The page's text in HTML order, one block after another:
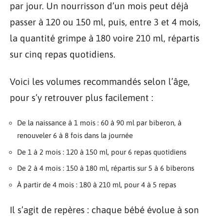
par jour. Un nourrisson d’un mois peut déjà
passer à 120 ou 150 ml, puis, entre 3 et 4 mois,
la quantité grimpe à 180 voire 210 ml, répartis
sur cinq repas quotidiens.
Voici les volumes recommandés selon l’âge,
pour s’y retrouver plus facilement :
De la naissance à 1 mois : 60 à 90 ml par biberon, à
renouveler 6 à 8 fois dans la journée
De 1 à 2 mois : 120 à 150 ml, pour 6 repas quotidiens
De 2 à 4 mois : 150 à 180 ml, répartis sur 5 à 6 biberons
À partir de 4 mois : 180 à 210 ml, pour 4 à 5 repas
Il s’agit de repères : chaque bébé évolue à son